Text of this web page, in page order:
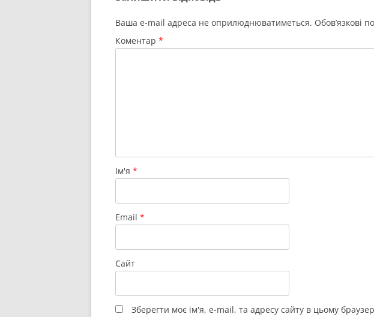
Ваша e-mail адреса не оприлюднюватиметься. Обов’язкові
Коментар *
Ім'я *
Email *
Сайт
Зберегти моє ім'я, e-mail, та адресу сайту в цьому